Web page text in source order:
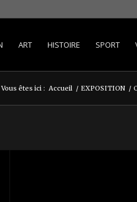
ART HISTOIRE SPORT
Vous êtes ici : Accueil / EXPOSITION /